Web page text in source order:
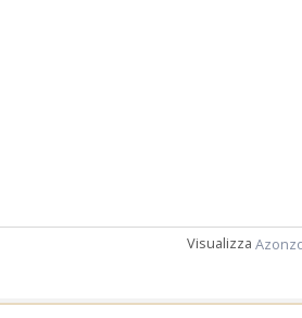
Visualizza